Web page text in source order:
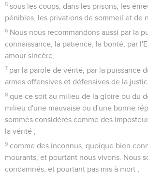
5 sous les coups, dans les prisons, les
pénibles, les privations de sommeil et de
6 Nous nous recommandons aussi par la
connaissance, la patience, la bonté, par
amour sincère,
7 par la parole de vérité, par la puissance
armes offensives et défensives de la
8 que ce soit au milieu de la gloire ou du
milieu d'une mauvaise ou d'une bonne
sommes considérés comme des
la vérité ;
9 comme des inconnus, quoique bien
mourants, et pourtant nous vivons. Nous
condamnés, et pourtant pas mis à mort ;